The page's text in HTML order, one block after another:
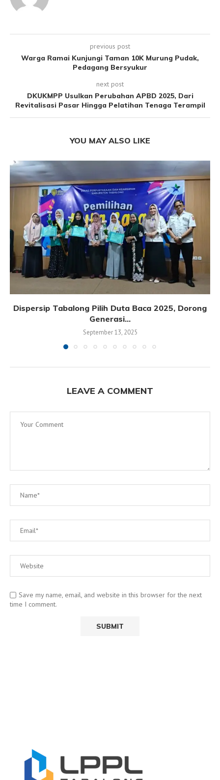
previous post
Warga Ramai Kunjungi Taman 10K Murung Pudak,
Pedagang Bersyukur
next post
DKUKMPP Usulkan Perubahan APBD 2025, Dari
Revitalisasi Pasar Hingga Pelatihan Tenaga Terampil
YOU MAY ALSO LIKE
Dispersip Tabalong Pilih Duta Baca 2025, Dorong
Generasi...
September 13, 2025
LEAVE A COMMENT
Save my name, email, and website in this browser for the next
time I comment.